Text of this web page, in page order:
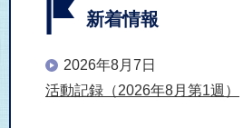
新着情報
2026年8月7日
活動記録（2026年8月第1週）